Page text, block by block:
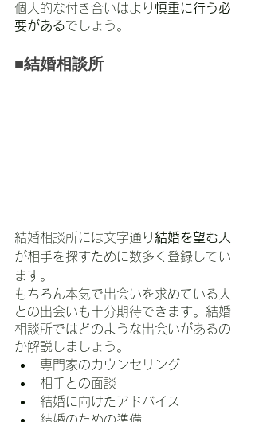
個人的な付き合いはより慎重に行う必
要があるでしょう。
■結婚相談所
結婚相談所には文字通り結婚を望む人
が相手を探すために数多く登録してい
ます。
もちろん本気で出会いを求めている人
との出会いも十分期待できます。結婚
相談所ではどのような出会いがあるの
か解説しましょう。
専門家のカウンセリング
相手との面談
結婚に向けたアドバイス